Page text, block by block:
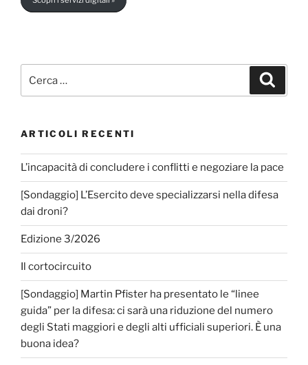
ARTICOLI RECENTI
L’incapacità di concludere i conflitti e negoziare la pace
[Sondaggio] L’Esercito deve specializzarsi nella difesa
dai droni?
Edizione 3/2026
Il cortocircuito
[Sondaggio] Martin Pfister ha presentato le “linee
guida” per la difesa: ci sarà una riduzione del numero
degli Stati maggiori e degli alti ufficiali superiori. È una
buona idea?